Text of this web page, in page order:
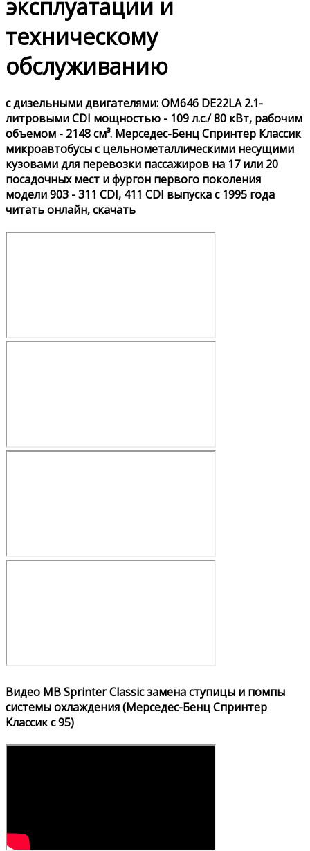
эксплуатации и
техническому
обслуживанию
с дизельными двигателями: OM646 DE22LA 2.1-
литровыми CDI мощностью - 109 л.с./ 80 кВт, рабочим
объемом - 2148 см³. Мерседес-Бенц Спринтер Классик
микроавтобусы с цельнометаллическими несущими
кузовами для перевозки пассажиров на 17 или 20
посадочных мест и фургон первого поколения
модели 903 - 311 CDI, 411 CDI выпуска с 1995 года
читать онлайн, скачать
Видео MB Sprinter Classic замена ступицы и помпы
системы охлаждения (Мерседес-Бенц Спринтер
Классик с 95)